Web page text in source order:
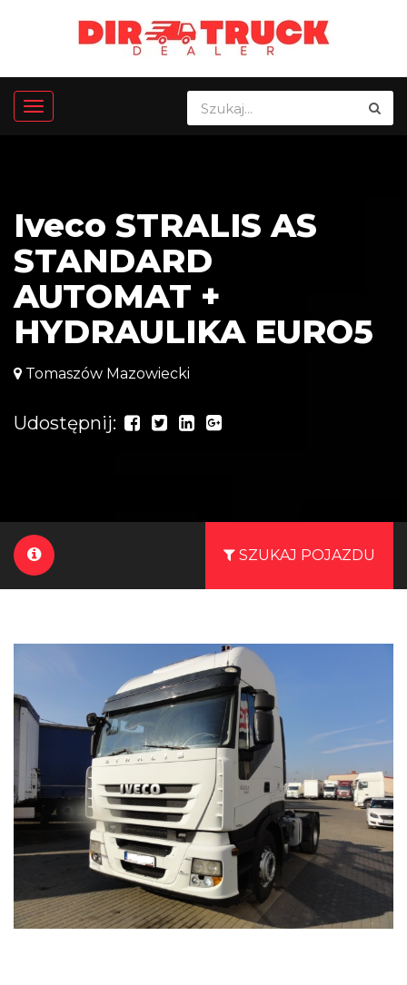
Iveco STRALIS AS
STANDARD
AUTOMAT +
HYDRAULIKA EURO5
Tomaszów Mazowiecki
Udostępnij:
SZUKAJ POJAZDU